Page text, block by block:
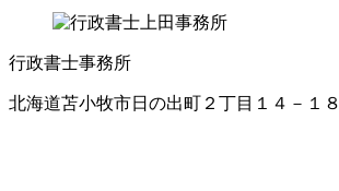
行政書士事務所
北海道苫小牧市日の出町２丁目１４－１８